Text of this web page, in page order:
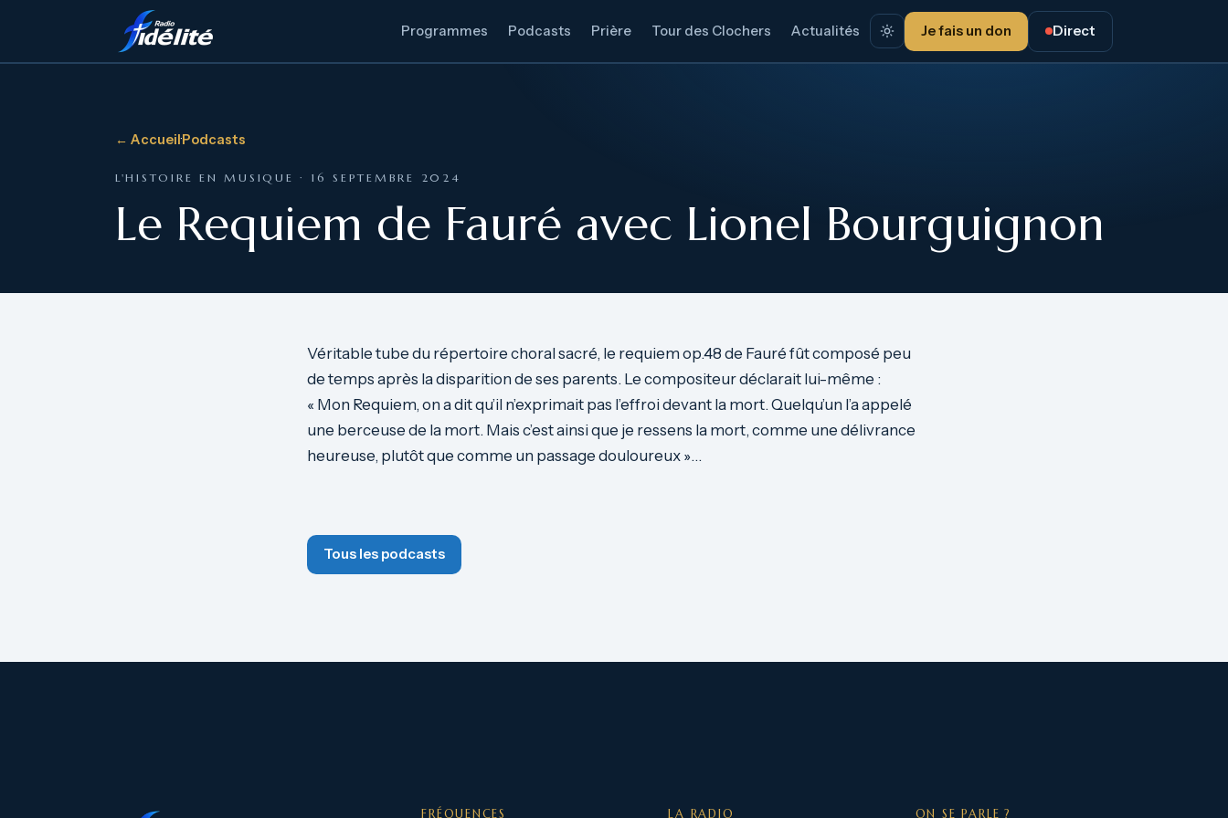
Programmes Podcasts Prière Tour des Clochers Actualités Je fais un don Direct
← Accueil·Podcasts
L'HISTOIRE EN MUSIQUE · 16 SEPTEMBRE 2024
Le Requiem de Fauré avec Lionel Bourguignon
Véritable tube du répertoire choral sacré, le requiem op.48 de Fauré fût composé peu
de temps après la disparition de ses parents. Le compositeur déclarait lui-même :
« Mon Requiem, on a dit qu’il n’exprimait pas l’effroi devant la mort. Quelqu’un l’a appelé
une berceuse de la mort. Mais c’est ainsi que je ressens la mort, comme une délivrance
heureuse, plutôt que comme un passage douloureux »…
Tous les podcasts
FRÉQUENCES LA RADIO ON SE PARLE ?